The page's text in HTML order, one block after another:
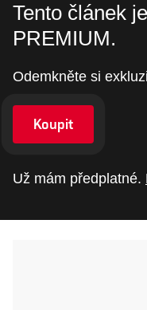
Tento článek
PREMIUM.
Odemkněte si
Koupit
Už mám předplatné.